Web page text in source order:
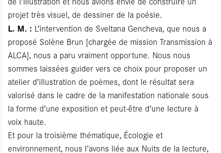
projet très visuel, de dessiner de la poésie.
L. M. : L’intervention de Sveltana Gencheva, que nous a
proposé Solène Brun [chargée de mission Transmission à
ALCA], nous a paru vraiment opportune. Nous nous
sommes laissées guider vers ce choix pour proposer un
atelier d’illustration de poèmes, dont le résultat sera
valorisé dans le cadre de la manifestation nationale sous
la forme d’une exposition et peut-être d’une lecture à
voix haute.
Et pour la troisième thématique, Écologie et
environnement, nous l’avons liée aux Nuits de la lecture,